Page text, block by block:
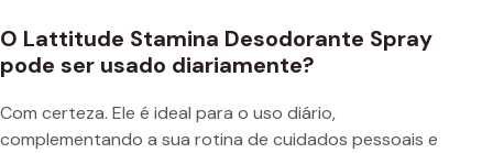
O Lattitude Stamina Desodorante Spray
pode ser usado diariamente?
Com certeza. Ele é ideal para o uso diário,
complementando a sua rotina de cuidados pessoais e